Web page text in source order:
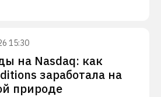
15:30
на Nasdaq: как
заработала на
природе